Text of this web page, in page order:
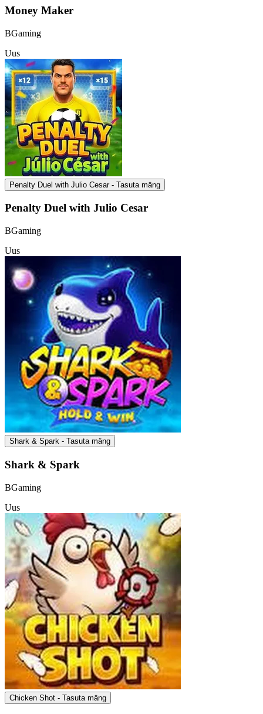
Money Maker
BGaming
Uus
Penalty Duel with Julio Cesar - Tasuta mäng
Penalty Duel with Julio Cesar
BGaming
Uus
Shark & Spark - Tasuta mäng
Shark & Spark
BGaming
Uus
Chicken Shot - Tasuta mäng